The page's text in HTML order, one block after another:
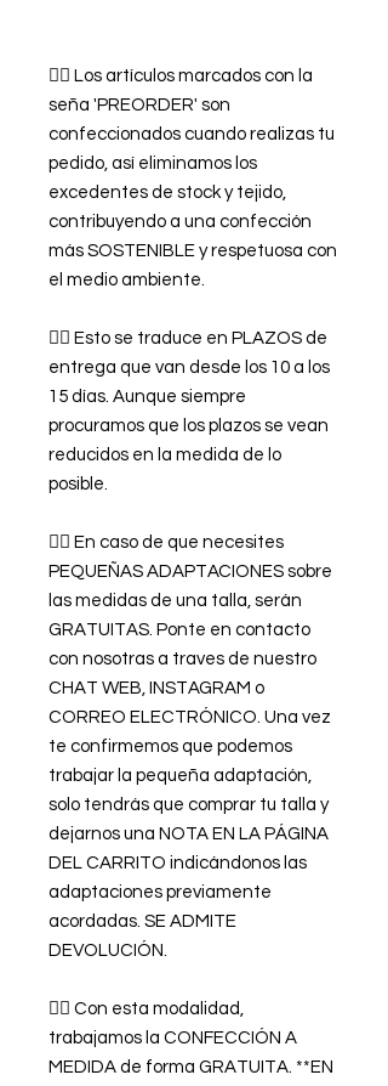
👉🏿 Los artículos marcados con la
seña 'PREORDER' son
confeccionados cuando realizas tu
pedido, así eliminamos los
excedentes de stock y tejido,
contribuyendo a una confección
más SOSTENIBLE y respetuosa con
el medio ambiente.
👉🏿 Esto se traduce en PLAZOS de
entrega que van desde los 10 a los
15 días. Aunque siempre
procuramos que los plazos se vean
reducidos en la medida de lo
posible.
👉🏿 En caso de que necesites
PEQUEÑAS ADAPTACIONES sobre
las medidas de una talla, serán
GRATUITAS. Ponte en contacto
con nosotras a traves de nuestro
CHAT WEB, INSTAGRAM o
CORREO ELECTRÓNICO. Una vez
te confirmemos que podemos
trabajar la pequeña adaptación,
solo tendrás que comprar tu talla y
dejarnos una NOTA EN LA PÁGINA
DEL CARRITO indicándonos las
adaptaciones previamente
acordadas. SE ADMITE
DEVOLUCIÓN.
👉🏿 Con esta modalidad,
trabajamos la CONFECCIÓN A
MEDIDA de forma GRATUITA. **EN